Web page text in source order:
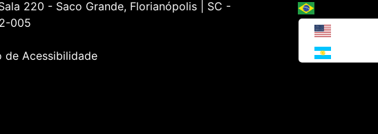
220 - Saco Grande, Florianópolis | SC -
005
de Acessibilidade